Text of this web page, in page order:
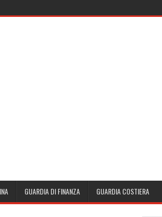
GUARDIA DI FINANZA GUARDIA COSTIERA